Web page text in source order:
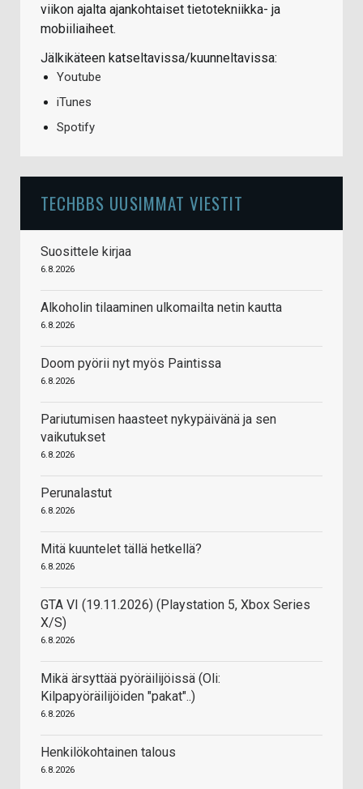
viikon ajalta ajankohtaiset tietotekniikka- ja
mobiiliaiheet.
Jälkikäteen katseltavissa/kuunneltavissa:
Youtube
iTunes
Spotify
TECHBBS UUSIMMAT VIESTIT
Suosittele kirjaa
6.8.2026
Alkoholin tilaaminen ulkomailta netin kautta
6.8.2026
Doom pyörii nyt myös Paintissa
6.8.2026
Pariutumisen haasteet nykypäivänä ja sen
vaikutukset
6.8.2026
Perunalastut
6.8.2026
Mitä kuuntelet tällä hetkellä?
6.8.2026
GTA VI (19.11.2026) (Playstation 5, Xbox Series
X/S)
6.8.2026
Mikä ärsyttää pyöräilijöissä (Oli:
Kilpapyöräilijöiden "pakat"..)
6.8.2026
Henkilökohtainen talous
6.8.2026